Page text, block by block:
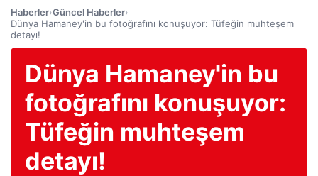
Haberler›Güncel Haberler›
Dünya Hamaney'in bu fotoğrafını konuşuyor: Tüfeğin muhteşem
detayı!
Dünya Hamaney'in bu
fotoğrafını konuşuyor:
Tüfeğin muhteşem
detayı!